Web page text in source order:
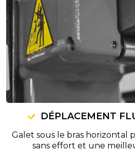
DÉPLACEMENT
Galet sous le bras horizontal
sans effort et une